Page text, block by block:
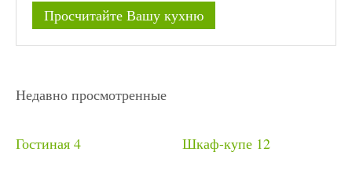
Просчитайте Вашу кухню
Недавно просмотренные
Гостиная 4 Шкаф-купе 12